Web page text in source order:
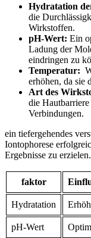
Hydratation
die
Wirkstoffen.
pH-Wert: Ein
Ladung der
eindringen zu
Temperatur:
erhöhen, da sie‌
Art ⁢des
die
Verbindungen.
ein tiefergehendes
Iontophorese‌
Ergebnisse zu
faktor
Hydratation
pH-Wert